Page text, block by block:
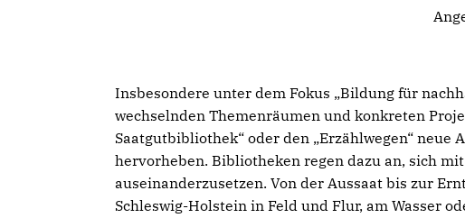
Insbesondere unter dem Fokus „Bildung für
wechselnden Themenräumen und konkreten
Saatgutbibliothek“ oder den „Erzählwegen“ neue
hervorheben. Bibliotheken regen dazu an, sich
auseinanderzusetzen. Von der Aussaat bis zur
Schleswig-Holstein in Feld und Flur, am Wasser